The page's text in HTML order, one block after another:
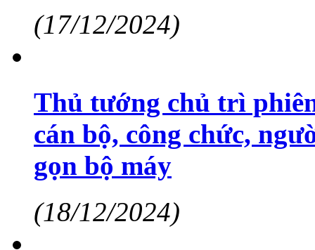
(17/12/2024)
Thủ tướng chủ trì
cán bộ, công chức,
gọn bộ máy
(18/12/2024)